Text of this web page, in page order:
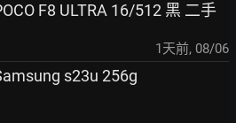
F8 ULTRA 16/512 黑 二手
1天前, 08/06
s23u 256g